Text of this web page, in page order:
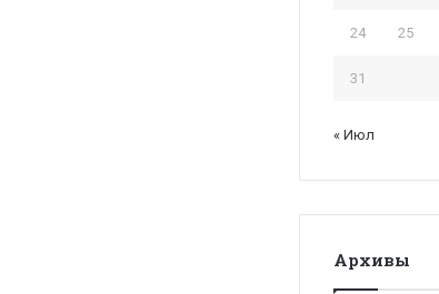
24 25
31
« Июл
Архивы